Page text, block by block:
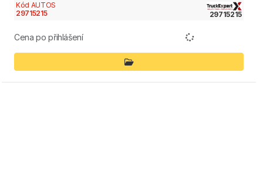
Kód AUTOS
29715215
29715215
Cena po přihlášení